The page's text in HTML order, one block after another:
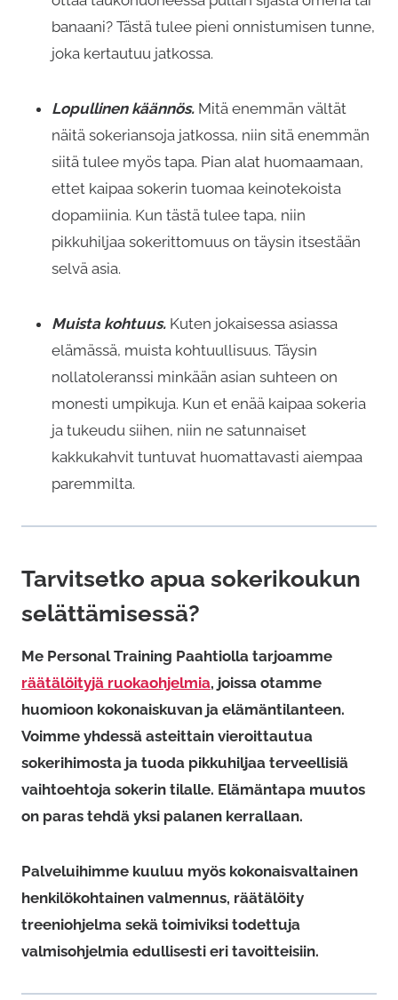
banaani? Tästä tulee pieni onnistumisen tunne,
joka kertautuu jatkossa.
Lopullinen käännös. Mitä enemmän vältät
näitä sokeriansoja jatkossa, niin sitä enemmän
siitä tulee myös tapa. Pian alat huomaamaan,
ettet kaipaa sokerin tuomaa keinotekoista
dopamiinia. Kun tästä tulee tapa, niin
pikkuhiljaa sokerittomuus on täysin itsestään
selvä asia.
Muista kohtuus. Kuten jokaisessa asiassa
elämässä, muista kohtuullisuus. Täysin
nollatoleranssi minkään asian suhteen on
monesti umpikuja. Kun et enää kaipaa sokeria
ja tukeudu siihen, niin ne satunnaiset
kakkukahvit tuntuvat huomattavasti aiempaa
paremmilta.
Tarvitsetko apua sokerikoukun
selättämisessä?
Me Personal Training Paahtiolla tarjoamme
räätälöityjä ruokaohjelmia, joissa otamme
huomioon kokonaiskuvan ja elämäntilanteen.
Voimme yhdessä asteittain vieroittautua
sokerihimosta ja tuoda pikkuhiljaa terveellisiä
vaihtoehtoja sokerin tilalle. Elämäntapa muutos
on paras tehdä yksi palanen kerrallaan.
Palveluihimme kuuluu myös kokonaisvaltainen
henkilökohtainen valmennus, räätälöity
treeniohjelma sekä toimiviksi todettuja
valmisohjelmia edullisesti eri tavoitteisiin.